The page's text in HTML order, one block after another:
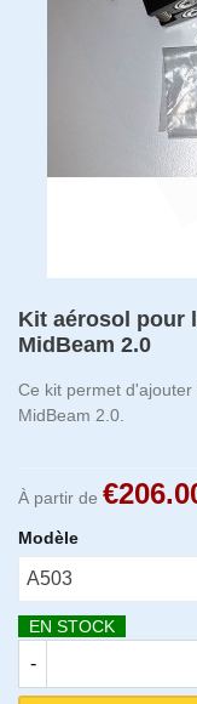
Kit aérosol pour
MidBeam 2.0
Ce kit permet
MidBeam 2.0.
À partir de
Modèle
EN STOCK
-